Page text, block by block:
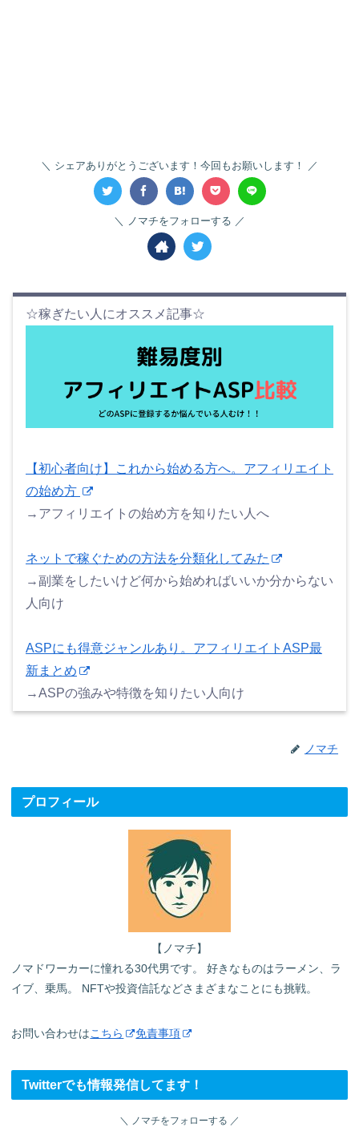
シェアありがとうございます！今回もお願いします！
ノマチをフォローする
☆稼ぎたい人にオススメ記事☆
【初心者向け】これから始める方へ。アフィリエイト
の始め方
→アフィリエイトの始め方を知りたい人へ
ネットで稼ぐための方法を分類化してみた
→副業をしたいけど何から始めればいいか分からない
人向け
ASPにも得意ジャンルあり。アフィリエイトASP最
新まとめ
→ASPの強みや特徴を知りたい人向け
ノマチ
プロフィール
【ノマチ】
ノマドワーカーに憧れる30代男です。 好きなものはラーメン、ラ
イブ、乗馬。 NFTや投資信託などさまざまなことにも挑戦。
お問い合わせはこちら 免責事項
Twitterでも情報発信してます！
ノマチをフォローする